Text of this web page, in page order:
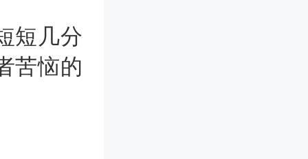
短几分
苦恼的